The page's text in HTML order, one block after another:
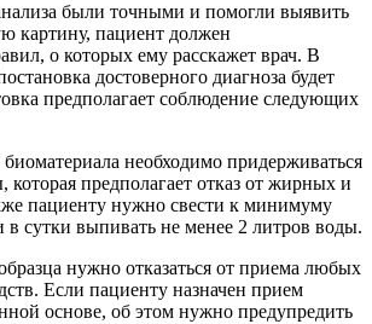
были точными и помогли выявить
картину, пациент должен
о которых ему расскажет врач. В
достоверного диагноза будет
предполагает соблюдение следующих
необходимо придерживаться
которая предполагает отказ от жирных и
пациенту нужно свести к минимуму
в сутки выпивать не менее 2 литров воды.
нужно отказаться от приема любых
Если пациенту назначен прием
основе, об этом нужно предупредить